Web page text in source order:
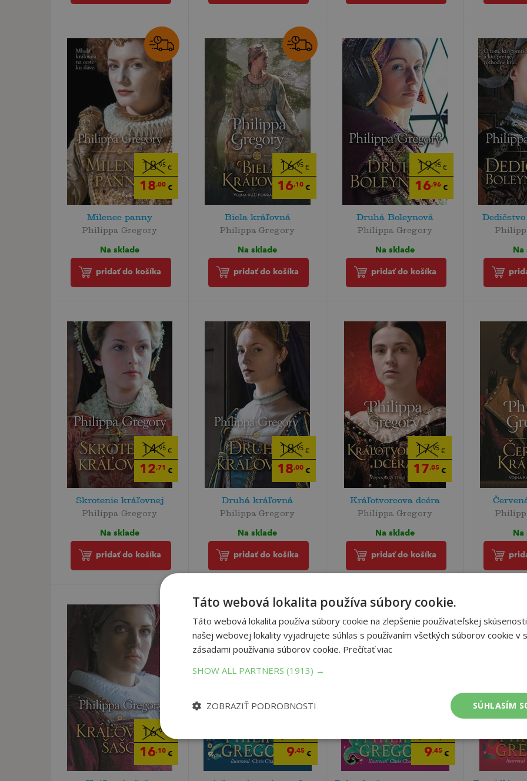
18,95€
18,00€
Milenec panny
Philippa Gregory
Na sklade
pridať do košíka
16,95 €
16,10 €
Biela kráľovná
Philippa Gregory
Na sklade
pridať do košíka
19,95€
16,96€
Druhá Boleynová
Philippa Gregory
Na sklade
pridať do košíka
Na
14,95€
12,71 €
Skrotenie kráľovnej
Philippa Gregory
Na sklade
pridať do košíka
18,95€
18,00€
Druhá kráľovná
Philippa Gregory
Na sklade
pridať do košíka
17,95€
17,05€
Kráľotvorcova dcéra
Philippa Gregory
Na sklade
pridať do košíka
Na
16,95€
16,10€ 9,45 € 9,45 €
Táto webová lokalita používa súbory cookie.
Táto webová lokalita používa súbory cookie na zlepšenie používateľskej
našej webovej lokality vyjadrujete súhlas s používaním všetkých súborov cookie v
zásadami používania súborov cookie. Prečítať viac
SHOW ALL PARTNERS (1913) →
SÚHLASÍM
ZOBRAZIŤ PODROBNOSTI